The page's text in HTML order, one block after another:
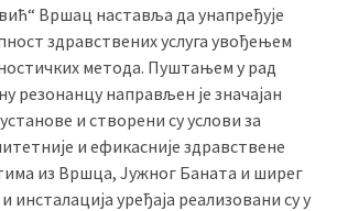
Вршац наставља да унапређује
здравствених услуга увођењем
метода. Пуштањем у рад
резонанцу направљен је значајан
и створени су услови за
и ефикасније здравствене
из Вршца, Јужног Баната и ширег
инсталација уређаја реализовани су у